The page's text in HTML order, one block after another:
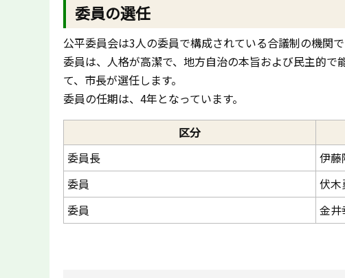
委員の選任
公平委員会は3人の委員で構成されている合議制の機関で
委員は、人格が高潔で、地方自治の本旨および民主的
て、市長が選任します。
委員の任期は、4年となっています。
区分
委員長
伊藤
委員
伏木
委員
金井